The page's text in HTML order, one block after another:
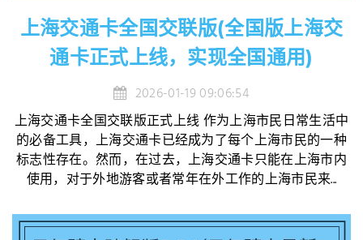
上海交通卡全国交联版(全国版上海交
通卡正式上线，实现全国通用)
2026-01-19 09:06:54
上海交通卡全国交联版正式上线 作为上海市民日常生活中
的必备工具，上海交通卡已经成为了每个上海市民的一种
标志性存在。然而，在过去，上海交通卡只能在上海市内
使用，对于外地游客或者常年在外工作的上海市民来...